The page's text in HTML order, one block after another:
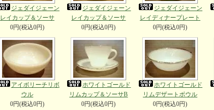
ジェダイジェーン
レイカップ＆ソーサ
0円(税込0円)
ジェダイジェーン
レイカップ＆ソーサ
0円(税込0円)
ジェダイジェーン
レイディナープレート
0円(税込0円)
アイボリーチリボ
ウル
0円(税込0円)
ホワイトゴールド
リムカップ＆ソーサB
0円(税込0円)
ホワイトゴールド
リムデザートボウル
0円(税込0円)